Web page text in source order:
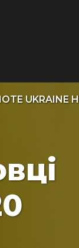
UKRAINE